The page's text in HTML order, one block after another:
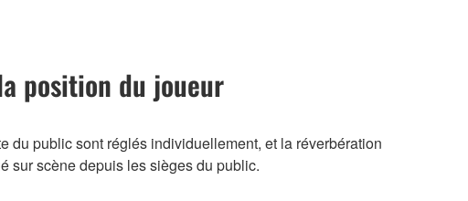
position du joueur
du public sont réglés individuellement, et la réverbération
sur scène depuis les sièges du public.